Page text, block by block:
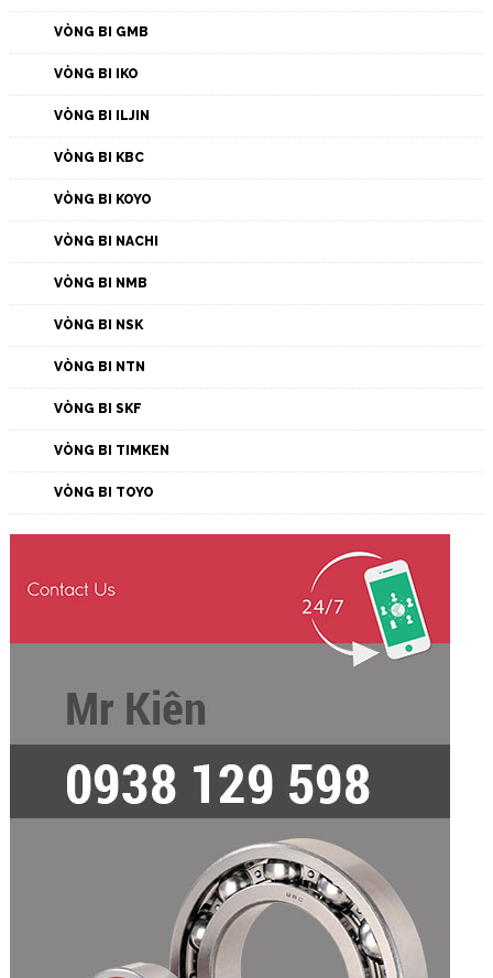
VÒNG BI GMB
VÒNG BI IKO
VÒNG BI ILJIN
VÒNG BI KBC
VÒNG BI KOYO
VÒNG BI NACHI
VÒNG BI NMB
VÒNG BI NSK
VÒNG BI NTN
VÒNG BI SKF
VÒNG BI TIMKEN
VÒNG BI TOYO